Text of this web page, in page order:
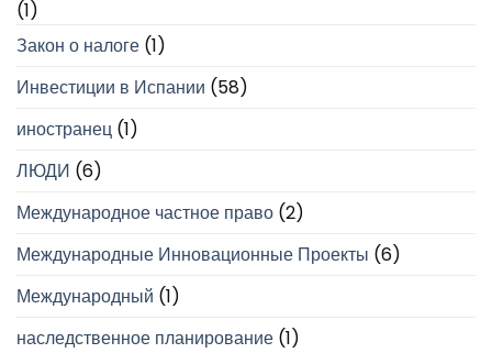
(1)
Закон о налоге (1)
Инвестиции в Испании (58)
иностранец (1)
ЛЮДИ (6)
Международное частное право (2)
Международные Инновационные Проекты (6)
Международный (1)
наследственное планирование (1)